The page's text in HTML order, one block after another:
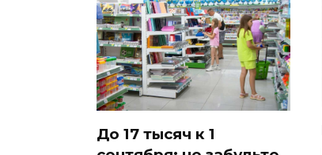
До 17 тысяч к 1